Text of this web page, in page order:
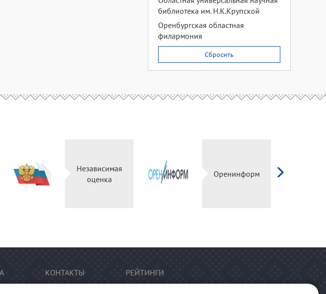
библиотека им. Н.К.Крупской
Оренбургская областная
филармония
Сбросить
Независимая
оценка
Оренинформ
КОНТАКТЫ РЕЙТИНГИ